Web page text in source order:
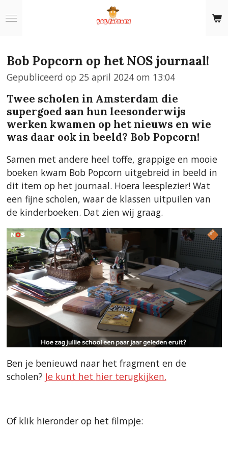
direct
hoofdinhoud
Bob Popcorn op het NOS journaal!
Gepubliceerd op 25 april 2024 om 13:04
Twee scholen in Amsterdam die
supergoed aan hun leesonderwijs
werken kwamen op het nieuws en wie
was daar ook in beeld? Bob Popcorn!
Samen met andere heel toffe, grappige en mooie
boeken kwam Bob Popcorn uitgebreid in beeld in
dit item op het journaal. Hoera leesplezier! Wat
een fijne scholen, waar de klassen uitpuilen van
de kinderboeken. Dat zien wij graag.
Ben je benieuwd naar het fragment en de
scholen? Je kunt het hierterugkijken.
Of klik hieronder op het filmpje: